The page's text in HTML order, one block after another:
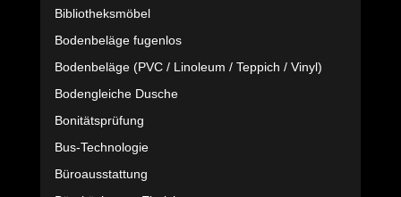
Bibliotheksmöbel
Bodenbeläge fugenlos
Bodenbeläge (PVC / Linoleum / Teppich / Vinyl)
Bodengleiche Dusche
Bonitätsprüfung
Bus-Technologie
Büroausstattung